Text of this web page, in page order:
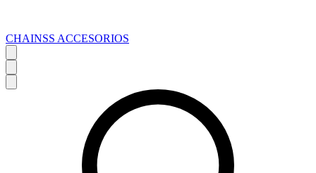
CHAINSS ACCESORIOS